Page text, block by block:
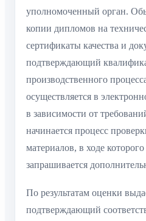
уполномоченный орган.
копии дипломов на
сертификаты качества и
подтверждающий
производственного
осуществляется в
в зависимости от
начинается процесс
материалов, в ходе
запрашивается
По результатам оценки
подтверждающий